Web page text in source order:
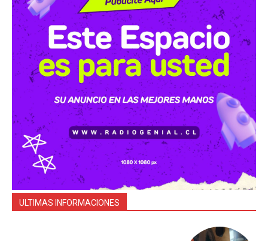
ULTIMAS INFORMACIONES